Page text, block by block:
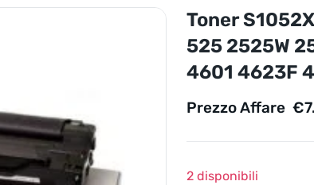
Toner
525 2525W
4601 4623F
€
Prezzo Affare
2 disponibili